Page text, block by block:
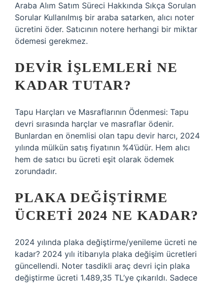
Araba Alım Satım Süreci Hakkında Sıkça Sorulan
Sorular Kullanılmış bir araba satarken, alıcı noter
ücretini öder. Satıcının notere herhangi bir miktar
ödemesi gerekmez.
DEVIR IŞLEMLERI NE
KADAR TUTAR?
Tapu Harçları ve Masraflarının Ödenmesi: Tapu
devri sırasında harçlar ve masraflar ödenir.
Bunlardan en önemlisi olan tapu devir harcı, 2024
yılında mülkün satış fiyatının %4’üdür. Hem alıcı
hem de satıcı bu ücreti eşit olarak ödemek
zorundadır.
PLAKA DEĞIŞTIRME
ÜCRETI 2024 NE KADAR?
2024 yılında plaka değiştirme/yenileme ücreti ne
kadar? 2024 yılı itibarıyla plaka değişim ücretleri
güncellendi. Noter tasdikli araç devri için plaka
değiştirme ücreti 1.489,35 TL’ye çıkarıldı. Sadece